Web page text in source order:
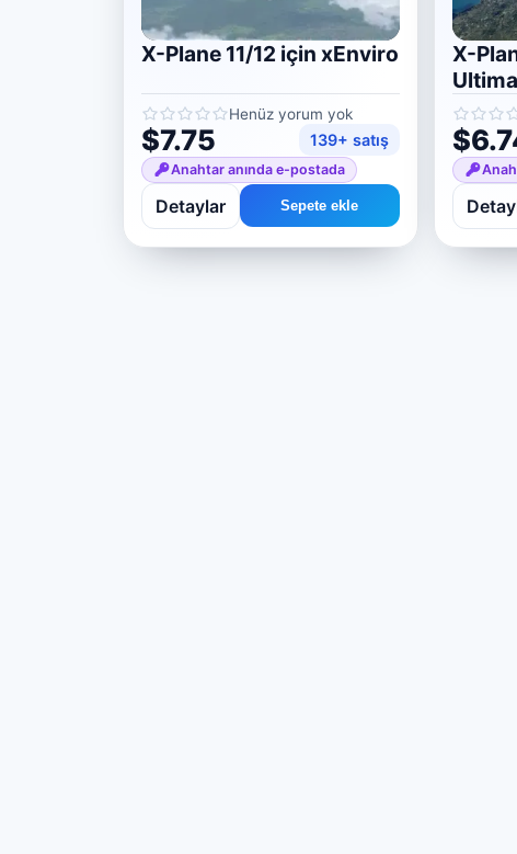
X-Plane 11/12 için xEnviro
Henüz yorum yok
$7.75 139+ satış
Anahtar anında e-postada
Detaylar Sepete ekle
X-